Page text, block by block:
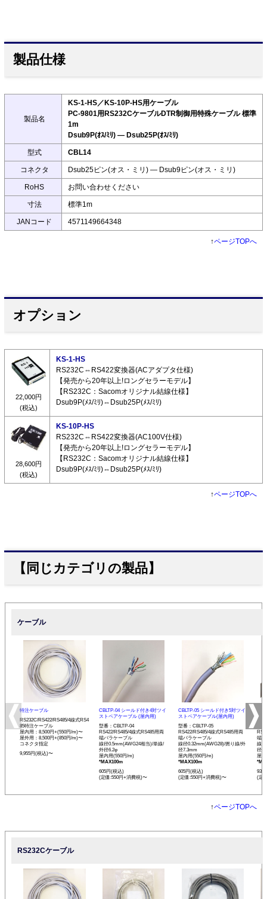
製品仕様
製品名
KS-1-HS／KS-10P-HS用ケーブル
PC-9801用RS232CケーブルDTR制御用特殊ケーブル 標準
1m
Dsub9P(ｵｽ/ﾐﾘ) ― Dsub25P(ｵｽ/ﾐﾘ)
型式 CBL14
コネクタ Dsub25ピン(オス・ミリ) ― Dsub9ピン(オス・ミリ)
RoHS お問い合わせください
寸法 標準1m
JANコード 4571149664348
↑ページTOPへ
オプション
22,000円
(税込)
KS-1-HS
RS232C⇔RS422変換器(ACアダプタ仕様)
【発売から20年以上!ロングセラーモデル】
【RS232C：Sacomオリジナル結線仕様】
Dsub9P(ﾒｽ/ﾐﾘ)⇔Dsub25P(ﾒｽ/ﾐﾘ)
28,600円
(税込)
KS-10P-HS
RS232C⇔RS422変換器(AC100V仕様)
【発売から20年以上!ロングセラーモデル】
【RS232C：Sacomオリジナル結線仕様】
Dsub9P(ﾒｽ/ﾐﾘ)⇔Dsub25P(ﾒｽ/ﾐﾘ)
↑ページTOPへ
【同じカテゴリの製品】
ケーブル
特注ケーブル
RS232C/RS422/RS485/4線式RS4
85特注ケーブル
屋内用：8,500円+(550円/m)〜
屋外用：8,500円+(850円/m)〜
コネクタ指定
9,955円(税込)〜
CBLTP-04 シールド付き4対ツイ
ストペアケーブル (屋内用)
型番：CBLTP-04
RS422/RS485/4線式RS485用両
端バラケーブル
線径0.5mm(AWG24相当)/単線/
外径6.2φ
屋内用(550円/m)
*MAX100m
605円(税込)
(定価:550円+消費税)〜
CBLTP-05 シールド付き5対ツイ
ストペアケーブル(屋内用)
型番：CBLTP-05
RS422/RS485/4線式RS485用両
端バラケーブル
線径0.32mm(AWG28)/撚り線/外
径7.3mm
屋内用(550円/m)
*MAX100m
605円(税込)
(定価:550円+消費税)〜
イ
端
線
径
屋
935
(定
↑ページTOPへ
RS232Cケーブル